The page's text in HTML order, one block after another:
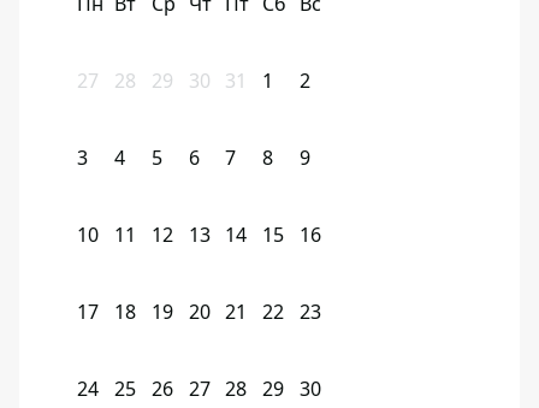
27 28 29 30 31 1 2
3 4 5 6 7 8 9
10 11 12 13 14 15 16
17 18 19 20 21 22 23
24 25 26 27 28 29 30